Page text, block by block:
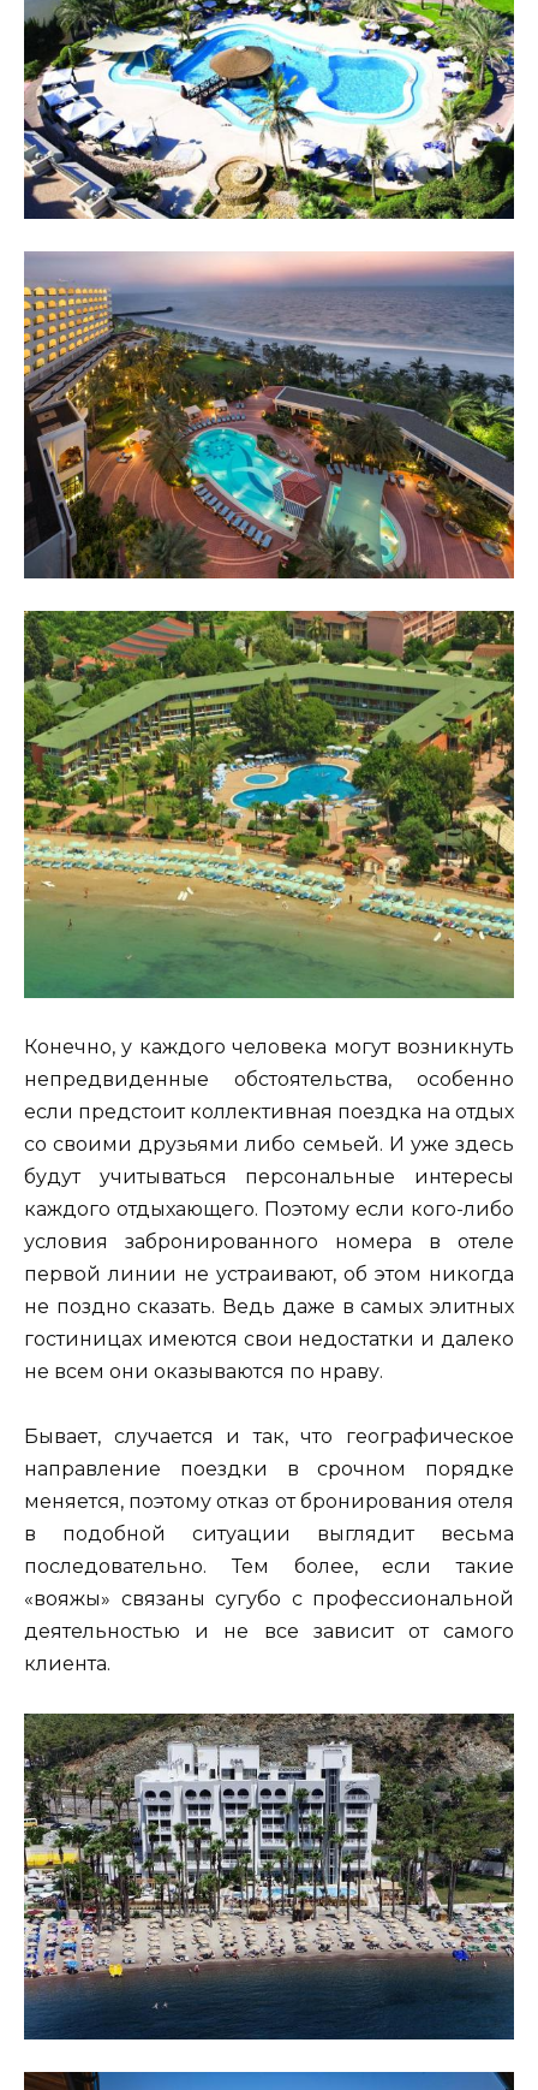
Конечно, у каждого человека могут возникнуть
непредвиденные обстоятельства, особенно
если предстоит коллективная поездка на отдых
со своими друзьями либо семьей. И уже здесь
будут учитываться персональные интересы
каждого отдыхающего. Поэтому если кого-либо
условия забронированного номера в отеле
первой линии не устраивают, об этом никогда
не поздно сказать. Ведь даже в самых элитных
гостиницах имеются свои недостатки и далеко
не всем они оказываются по нраву.
Бывает, случается и так, что географическое
направление поездки в срочном порядке
меняется, поэтому отказ от бронирования отеля
в подобной ситуации выглядит весьма
последовательно. Тем более, если такие
«вояжы» связаны сугубо с профессиональной
деятельностью и не все зависит от самого
клиента.